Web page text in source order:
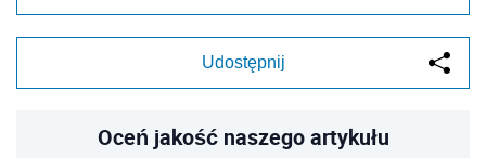
Udostępnij
Oceń jakość naszego artykułu